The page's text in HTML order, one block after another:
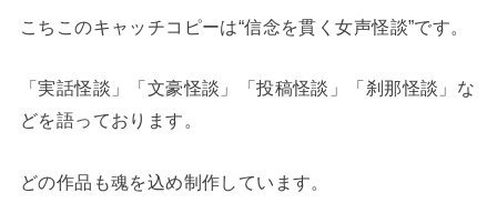
こちこのキャッチコピーは“信念を貫く女声怪談”です。
「実話怪談」「文豪怪談」「投稿怪談」「刹那怪談」な
どを語っております。
どの作品も魂を込め制作しています。